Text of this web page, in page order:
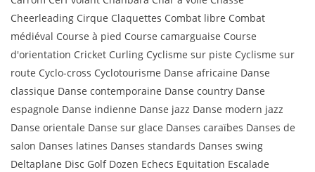
Cheerleading Cirque Claquettes Combat libre Combat
médiéval Course à pied Course camarguaise Course
d'orientation Cricket Curling Cyclisme sur piste Cyclisme sur
route Cyclo-cross Cyclotourisme Danse africaine Danse
classique Danse contemporaine Danse country Danse
espagnole Danse indienne Danse jazz Danse modern jazz
Danse orientale Danse sur glace Danses caraïbes Danses de
salon Danses latines Danses standards Danses swing
Deltaplane Disc Golf Dozen Echecs Equitation Escalade